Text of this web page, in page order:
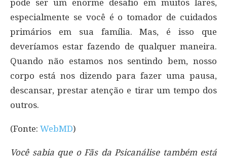
pode ser um enorme desafio em muitos lares,
especialmente se você é o tomador de cuidados
primários em sua família. Mas, é isso que
deveríamos estar fazendo de qualquer maneira.
Quando não estamos nos sentindo bem, nosso
corpo está nos dizendo para fazer uma pausa,
descansar, prestar atenção e tirar um tempo dos
outros.
(Fonte: WebMD)
Você sabia que o Fãs da Psicanálise também está